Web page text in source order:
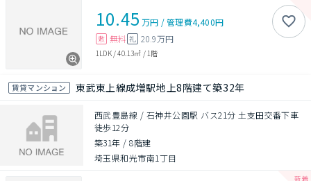
10.45 万円 /管理費4,400円
敷 無料 礼 20.9万円
1LDK/40.13㎡ / 1階
賃貸マンション 東武東上線成増駅地上8階建て築32年
西武豊島線 / 石神井公園駅 バス21分 土支田交番下車
徒歩12分
築31年 /8階建
埼玉県和光市南1丁目